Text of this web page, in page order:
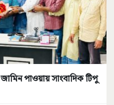
পাওয়ায় সাংবাদিক টিপু